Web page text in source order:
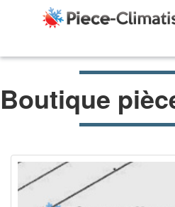
Boutique